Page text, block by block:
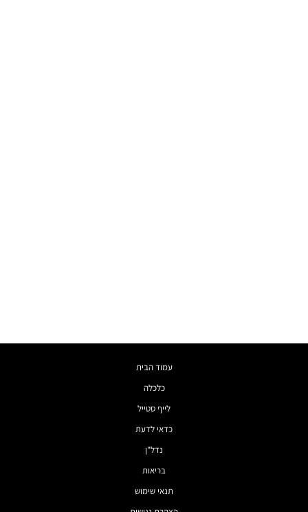
עמוד הבית
כלכלה
לייף סטייל
כדאי לדעת
נדל"ן
בריאות
תנאי שימוש